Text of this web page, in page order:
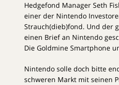
Hedgefond Manager Seth
einer der Nintendo
Strauch(dieb)fond. Und der
einen Brief an Nintendo
Die Goldmine Smartphone
Nintendo solle doch bitte
schweren Markt mit seinen